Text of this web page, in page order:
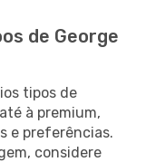
de George
tipos de
à premium,
e preferências.
considere